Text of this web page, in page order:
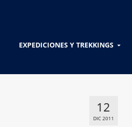
EXPEDICIONES Y TREKKINGS
12
DIC 2011